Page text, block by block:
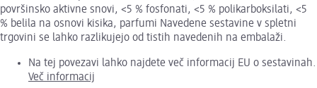
površinsko aktivne snovi, <5 % fosfonati, <5 % polikarboksilati, <5
% belila na osnovi kisika, parfumi Navedene sestavine v spletni
trgovini se lahko razlikujejo od tistih navedenih na embalaži.
Na tej povezavi lahko najdete več informacij EU o sestavinah.
Več informacij